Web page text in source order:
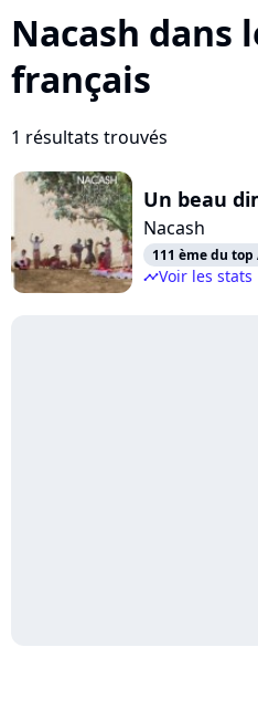
Nacash dans
français
1 résultats trouvés
Un beau
Nacash
111 ème du
timelineVoir les stats